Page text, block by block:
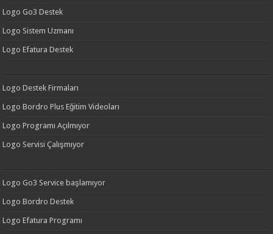
Logo Go3 Destek
Logo Sistem Uzmanı
Logo Efatura Destek
Logo Destek Firmaları
Logo Bordro Plus Eğitim Videoları
Logo Programı Açılmıyor
Logo Servisi Çalışmıyor
Logo Go3 Service başlamıyor
Logo Bordro Destek
Logo Efatura Programı